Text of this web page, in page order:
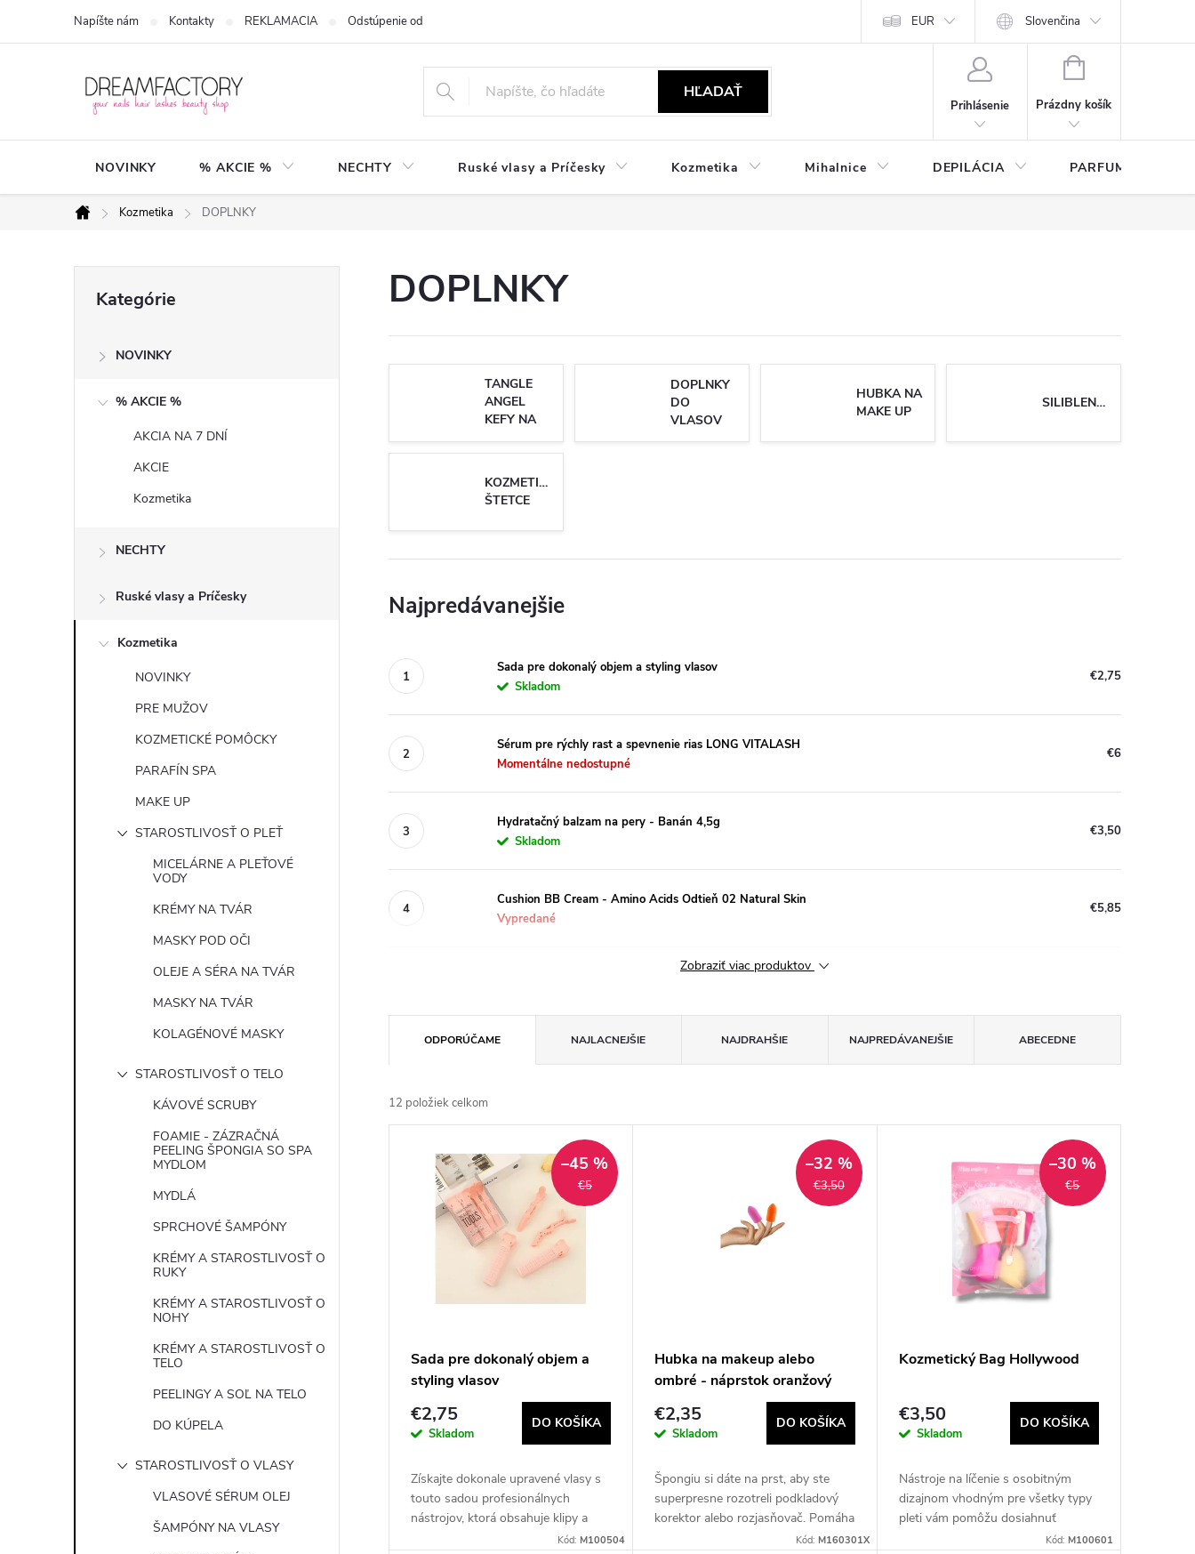
Napíšte nám Kontakty REKLAMACIA Odstúpenie od zmluvy Podmienky ochrany osobných údajov EUR Slovenčina
HĽADAŤ
Prihlásenie
NÁKUPNÝ
Prázdny košík
NOVINKY % AKCIE % NECHTY Ruské vlasy a Príčesky Kozmetika Mihalnice DEPILÁCIA PARFUMY
Domov
Kozmetika DOPLNKY
kategórie
Kategórie
NOVINKY
% AKCIE %
AKCIA NA 7 DNÍ
AKCIE
Kozmetika
NECHTY
Ruské vlasy a Príčesky
Kozmetika
NOVINKY
PRE MUŽOV
KOZMETICKÉ POMÔCKY
PARAFÍN SPA
MAKE UP
STAROSTLIVOSŤ O PLEŤ
MICELÁRNE A PLEŤOVÉ
VODY
KRÉMY NA TVÁR
MASKY POD OČI
OLEJE A SÉRA NA TVÁR
MASKY NA TVÁR
KOLAGÉNOVÉ MASKY
STAROSTLIVOSŤ O TELO
KÁVOVÉ SCRUBY
FOAMIE - ZÁZRAČNÁ
PEELING ŠPONGIA SO SPA
MYDLOM
MYDLÁ
SPRCHOVÉ ŠAMPÓNY
KRÉMY A STAROSTLIVOSŤ O
RUKY
KRÉMY A STAROSTLIVOSŤ O
NOHY
KRÉMY A STAROSTLIVOSŤ O
TELO
PEELINGY A SOĽ NA TELO
DO KÚPELA
STAROSTLIVOSŤ O VLASY
VLASOVÉ SÉRUM OLEJ
ŠAMPÓNY NA VLASY
DOPLNKY
TANGLE
ANGEL
KEFY NA
VLASY
DOPLNKY
DO
VLASOV
HUBKA NA
MAKE UP
SILIBLENDER
KOZMETICKÉ
ŠTETCE
Najpredávanejšie
Sada pre dokonalý objem a styling vlasov
Skladom
€2,75
Sérum pre rýchly rast a spevnenie rias LONG VITALASH
Momentálne nedostupné
€6
Hydratačný balzam na pery - Banán 4,5g
Skladom
€3,50
Cushion BB Cream - Amino Acids Odtieň 02 Natural Skin
Vypredané
€5,85
Zobraziť viac produktov
a
d
ODPORÚČAME NAJLACNEJŠIE NAJDRAHŠIE NAJPREDÁVANEJŠIE ABECEDNE
12 položiek celkom
€5
–45 %
Sada pre dokonalý objem a
styling vlasov
€2,75
Skladom
DO KOŠÍKA
Získajte dokonale upravené vlasy s
touto sadou profesionálnych
nástrojov, ktorá obsahuje klipy a
natáčky dostupné v rôznychKód: M100504
€3,50
–32 %
Hubka na makeup alebo
ombré - náprstok oranžový
€2,35
Skladom
DO KOŠÍKA
Špongiu si dáte na prst, aby ste
superpresne rozotreli podkladový
korektor alebo rozjasňovač. Pomáha
perfektne rovnomerne rozložiť
Kód: M160301X
€5
–30 %
Kozmetický Bag Hollywood
€3,50
Skladom
DO KOŠÍKA
Nástroje na líčenie s osobitným
dizajnom vhodným pre všetky typy
pleti vám pomôžu dosiahnuť
dokonalý make-up, pričom sú ľahko
Kód: M100601